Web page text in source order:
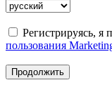
Регистрируясь, я
пользования
Продолжить